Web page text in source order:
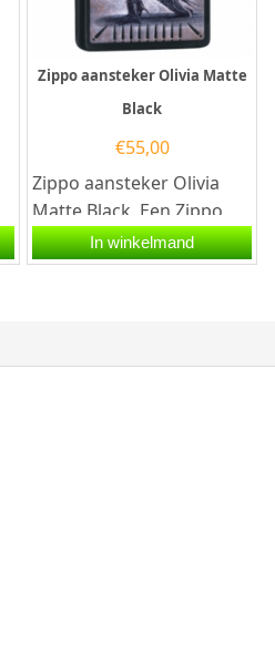
Zippo aansteker Olivia Matte
Black
€55,00
Zippo aansteker Olivia
Matte Black. Een Zippo
aansteker is een
kwalitatief
In winkelmand